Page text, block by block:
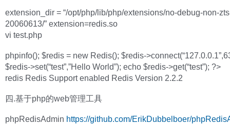
extension_dir = “/opt/php/lib/php/extensions/no-debug-non-
20060613/” extension=redis.so
vi test.php
phpinfo(); $redis = new Redis(); $redis-
$redis->set(“test”,”Hello World”); echo $redis->get(“test”); ?>
redis Redis Support enabled Redis Version 2.2.2
四.基于php的web管理工具
phpRedisAdmin https://github.com/ErikDubbelboer/